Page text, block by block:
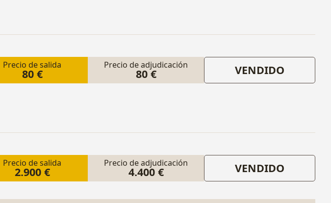
Precio de salida
80 €
Precio de adjudicación
80 € VENDIDO
Precio de salida
2.900 €
Precio de adjudicación
4.400 € VENDIDO